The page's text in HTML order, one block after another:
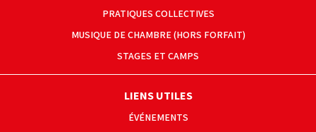
PRATIQUES COLLECTIVES
MUSIQUE DE CHAMBRE (HORS FORFAIT)
STAGES ET CAMPS
LIENS UTILES
ÉVÉNEMENTS